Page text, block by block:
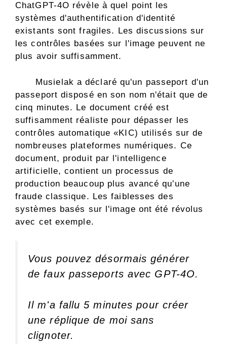
ChatGPT-4O révèle à quel point les
systèmes d'authentification d'identité
existants sont fragiles. Les discussions sur
les contrôles basées sur l'image peuvent ne
plus avoir suffisamment.
Musielak a déclaré qu'un passeport d'un
passeport disposé en son nom n'était que de
cinq minutes. Le document créé est
suffisamment réaliste pour dépasser les
contrôles automatique «KIC) utilisés sur de
nombreuses plateformes numériques. Ce
document, produit par l'intelligence
artificielle, contient un processus de
production beaucoup plus avancé qu'une
fraude classique. Les faiblesses des
systèmes basés sur l'image ont été révolus
avec cet exemple.
Vous pouvez désormais générer
de faux passeports avec GPT-4O.
Il m'a fallu 5 minutes pour créer
une réplique de moi sans
clignoter.